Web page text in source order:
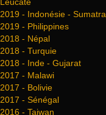
2019 - Indonésie - Sumatra
2019 - Philippines
2018 - Népal
2018 - Turquie
2018 - Inde - Gujarat
2017 - Malawi
2017 - Bolivie
2017 - Sénégal
2016 - Taiwan